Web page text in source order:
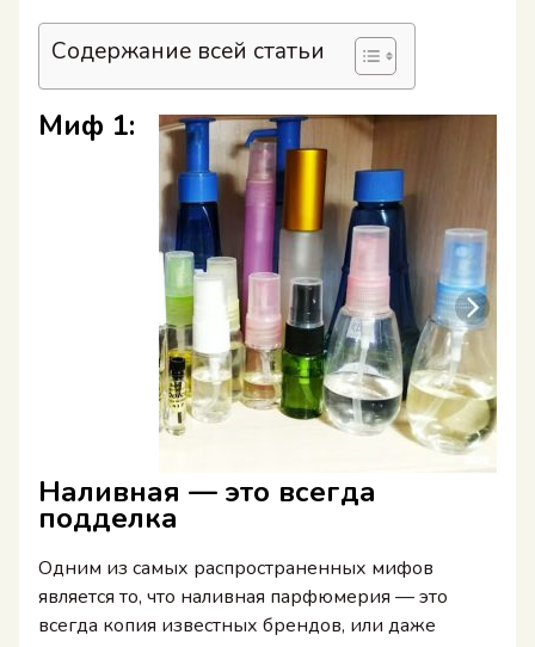
Содержание всей статьи
Миф 1:
Наливная — это всегда
подделка
Одним из самых распространенных мифов
является то, что наливная парфюмерия — это
всегда копия известных брендов, или даже